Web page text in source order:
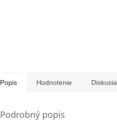
Popis Hodnotenie Diskusia
Podrobný popis